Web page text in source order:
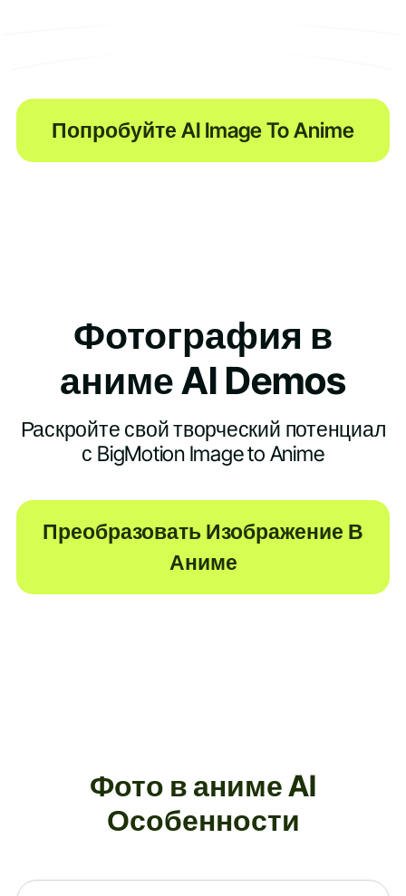
Попробуйте AI Image To Anime
Фотография в
аниме AI Demos
Раскройте свой творческий потенциал
с BigMotion Image to Anime
Преобразовать Изображение В
Аниме
Фото в аниме AI
Особенности